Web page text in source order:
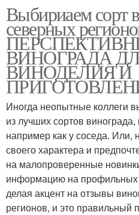
десертного вина
Виноград в россии
Виноград для белого
вина
Виноград для
Выбириаем сорт
северных
ВИНОГРАДА
ВИНОДЕЛИЯ И
Иногда неопытные коллеги
из лучших сортов
например как у соседа. Или,
своего характера и
на малопроверенные
информацию на профильных
делая акцент на отзывы
регионов, и это правильный